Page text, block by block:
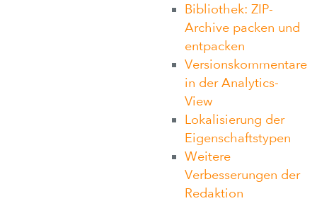
Bibliothek: ZIP-
Archive packen und
entpacken
Versionskommentare
in der Analytics-
View
Lokalisierung der
Eigenschaftstypen
Weitere
Verbesserungen der
Redaktion